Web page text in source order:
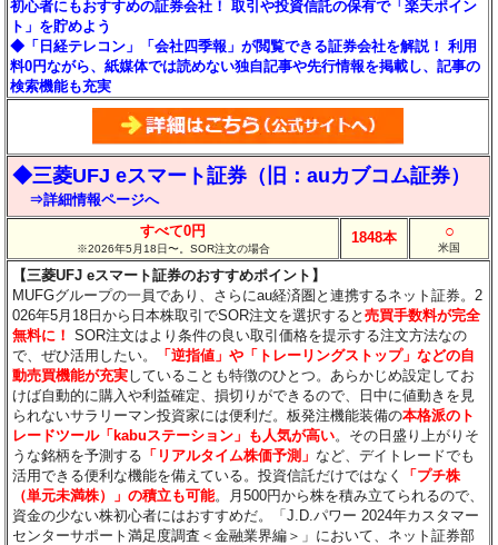
初心者にもおすすめの証券会社！ 取引や投資信託の保有で「楽天ポイン
ト」を貯めよう
◆「日経テレコン」「会社四季報」が閲覧できる証券会社を解説！ 利用
料0円ながら、紙媒体では読めない独自記事や先行情報を掲載し、記事の
検索機能も充実
◆三菱UFJ eスマート証券（旧：auカブコム証券）
⇒詳細情報ページへ
すべて0円
※2026年5月18日〜。SOR注文の場合
1848本 ○
米国
【三菱UFJ eスマート証券のおすすめポイント】
MUFGグループの一員であり、さらにau経済圏と連携するネット証券。2
026年5月18日から日本株取引でSOR注文を選択すると売買手数料が完全
無料に！ SOR注文はより条件の良い取引価格を提示する注文方法なの
で、ぜひ活用したい。
「逆指値」や「トレーリングストップ」などの自
動売買機能が充実していることも特徴のひとつ。あらかじめ設定してお
けば自動的に購入や利益確定、損切りができるので、日中に値動きを見
られないサラリーマン投資家には便利だ。板発注機能装備の本格派のト
レードツール「kabuステーション」も人気が高い。その日盛り上がりそ
うな銘柄を予測する 「リアルタイム株価予測」 など、デイトレードでも
活用できる便利な機能を備えている。投資信託だけではなく
「プチ株
（単元未満株）」の積立も可能。月500円から株を積み立てられるので、
資金の少ない株初心者にはおすすめだ。「J.D.パワー 2024年カスタマー
センターサポート満足度調査＜金融業界編＞」において、ネット証券部